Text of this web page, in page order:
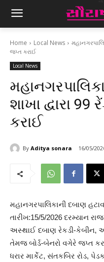
Home Local News
જપ્ત કરાઈ
Local News
શાખા દ્વારા
કરાઈ
By Aditya sonara 16/05/
મહાનગરપાલિકાની દબાણ હટાવ
તારીખ:15/5/2026 દરમ્યાન
અસ્થાઈ દબાણ રેકડી-કેબીન,
તેમજ બોર્ડ-બેનરો વગેરે જપ્ત
ધરાર માર્કેટ, સંતકબિર રોડ,